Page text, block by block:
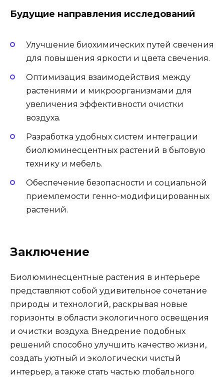
Будущие направления исследований
Улучшение биохимических путей свечения
для повышения яркости и цвета свечения.
Оптимизация взаимодействия между
растениями и микроорганизмами для
увеличения эффективности очистки
воздуха.
Разработка удобных систем интеграции
биолюминесцентных растений в бытовую
технику и мебель.
Обеспечение безопасности и социальной
приемлемости генно-модифицированных
растений.
Заключение
Биолюминесцентные растения в интерьере
представляют собой удивительное сочетание
природы и технологий, раскрывая новые
горизонты в области экологичного освещения
и очистки воздуха. Внедрение подобных
решений способно улучшить качество жизни,
создать уютный и экологически чистый
интерьер, а также стать частью глобального